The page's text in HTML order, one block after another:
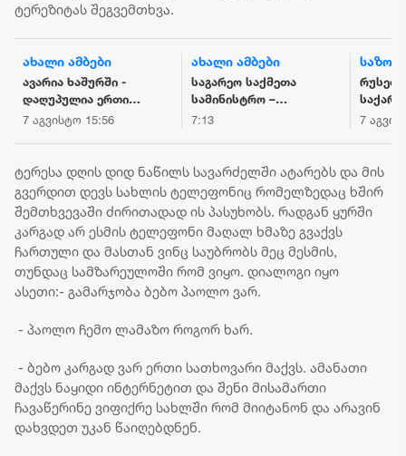
ტერეზიტას შეგვემთხვა.
ახალი ამბები
ავარია ხაშურში -
დაღუპულია ერთი
ადამიანი
7 აგვისტო 15:56
ახალი ამბები
საგარეო საქმეთა
სამინისტრო –
მოვუწოდებთ
შეწყვიტოს
საქართველოს
ტერიტორიების
უკანონო ოკუპაცია
და მათი
ფაქტობრივი
ანექსიისკენ
მიმართული
7:13
რუსეთ-
7
ტერესა დღის დიდ ნაწილს სავარძელში ატარებს და მის
გვერდით დევს სახლის ტელეფონიც რომელზედაც ხშირ
შემთხვევაში ძირითადად ის პასუხობს. რადგან ყურში
კარგად არ ესმის ტელეფონი მაღალ ხმაზე გვაქვს
ჩართული და მასთან ვინც საუბრობს მეც მესმის,
თუნდაც სამზარეულოში რომ ვიყო. დიალოგი იყო
ასეთი:- გამარჯობა ბებო პაოლო ვარ.
- პაოლო ჩემო ლამაზო როგორ ხარ.
- ბებო კარგად ვარ ერთი სათხოვარი მაქვს. ამანათი
მაქვს ნაყიდი ინტერნეტით და შენი მისამართი
ჩავაწერინე ვიფიქრე სახლში რომ მიიტანონ და არავინ
დახვდეთ უკან წაიღებდნენ.